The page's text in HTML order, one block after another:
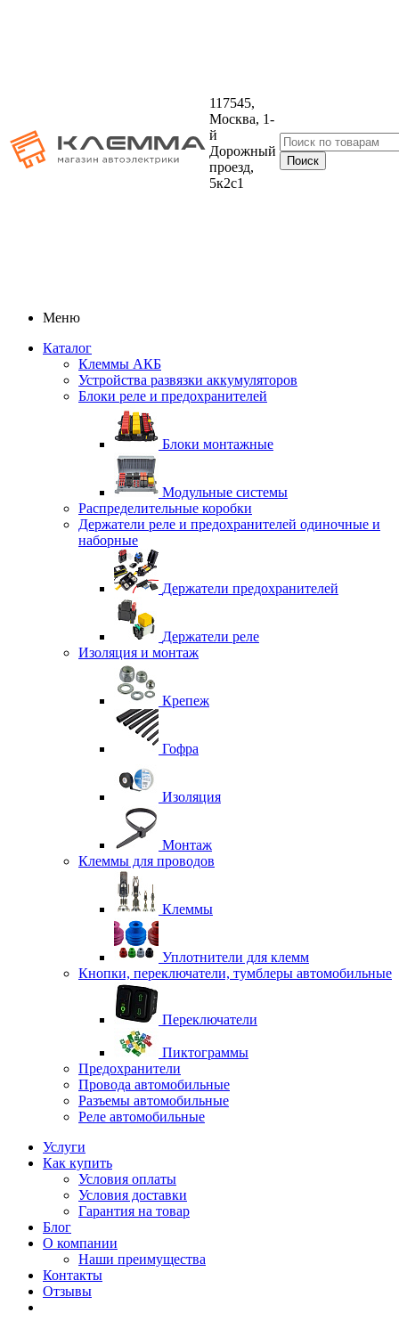
117545,
Москва, 1-
й
Дорожный
проезд,
5к2с1
Меню
Каталог
Клеммы АКБ
Устройства развязки аккумуляторов
Блоки реле и предохранителей
Блоки монтажные
Модульные системы
Распределительные коробки
Держатели реле и предохранителей одиночные и
наборные
Держатели предохранителей
Держатели реле
Изоляция и монтаж
Крепеж
Гофра
Изоляция
Монтаж
Клеммы для проводов
Клеммы
Уплотнители для клемм
Кнопки, переключатели, тумблеры автомобильные
Переключатели
Пиктограммы
Предохранители
Провода автомобильные
Разъемы автомобильные
Реле автомобильные
Услуги
Как купить
Условия оплаты
Условия доставки
Гарантия на товар
Блог
О компании
Наши преимущества
Контакты
Отзывы